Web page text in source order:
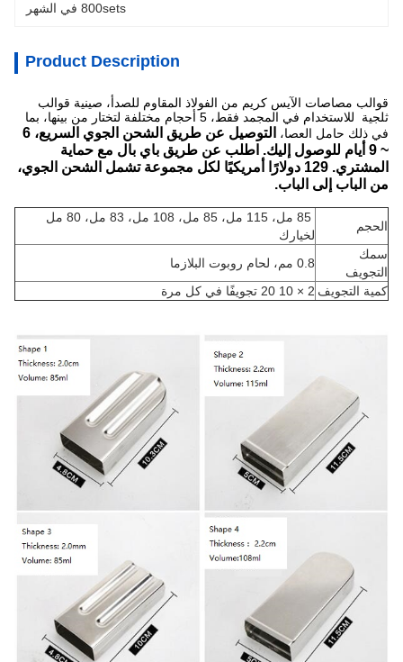
800sets في الشهر
Product Description
قوالب مصاصات الآيس كريم من الفولاذ المقاوم للصدأ، صينية قوالب
ثلجية للاستخدام في المجمد فقط، 5 أحجام مختلفة لتختار من بينها، بما
في ذلك حامل العصا،
التوصيل عن طريق الشحن الجوي السريع، 6
~ 9 أيام للوصول إليك. اطلب عن طريق باي بال مع حماية
المشتري. 129 دولارًا أمريكيًا لكل مجموعة تشمل الشحن الجوي،
من الباب إلى الباب.
الحجم
85 مل، 115 مل، 85 مل، 108 مل، 83 مل، 80 مل
لخيارك
سمك
التجويف
0.8 مم، لحام روبوت البلازما
كمية التجويف 2 × 10 20 تجويفًا في كل مرة